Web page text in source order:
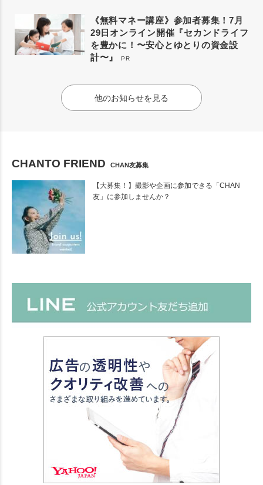
《無料マネー講座》参加者募集！7月
29日オンライン開催『セカンドライフ
を豊かに！〜安心とゆとりの資金設
計〜』
PR
他のお知らせを見る
CHANTO FRIEND CHAN友募集
【大募集！】撮影や企画に参加できる「CHAN
友」に参加しませんか？